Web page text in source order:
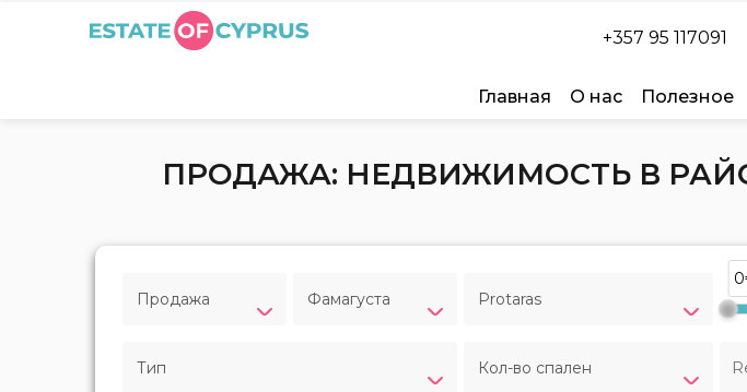
+357 95 117091
Главная О нас Полезное
ПРОДАЖА: НЕДВИЖИМОСТЬ В
Продажа Фамагуста Protaras
Тип Кол-во спален